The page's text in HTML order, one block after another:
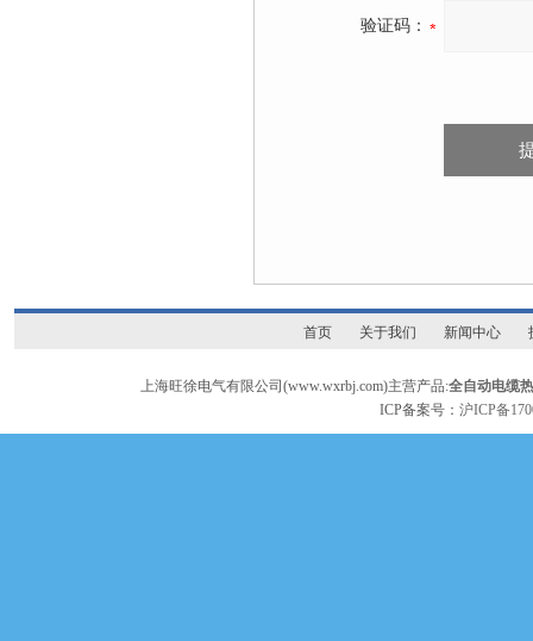
验证码：
首页 关于我们 新闻中心
上海旺徐电气有限公司(www.wxrbj.com)主营产品:全自动电缆
ICP备案号：沪ICP备